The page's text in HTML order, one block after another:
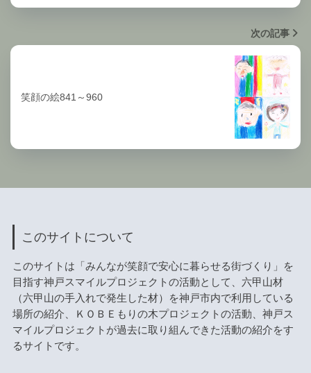
次の記事
笑顔の絵841～960
このサイトについて
このサイトは「みんなが笑顔で安心に暮らせる街づくり」を
目指す神戸スマイルプロジェクトの活動として、六甲山材
（六甲山の手入れで発生した材）を神戸市内で利用している
場所の紹介、ＫＯＢＥもりの木プロジェクトの活動、神戸ス
マイルプロジェクトが過去に取り組んできた活動の紹介をす
るサイトです。